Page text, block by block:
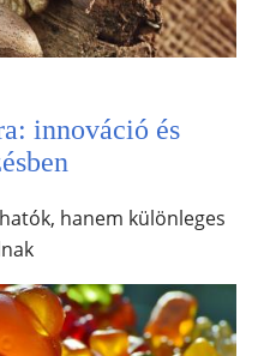
innováció és
hanem különleges